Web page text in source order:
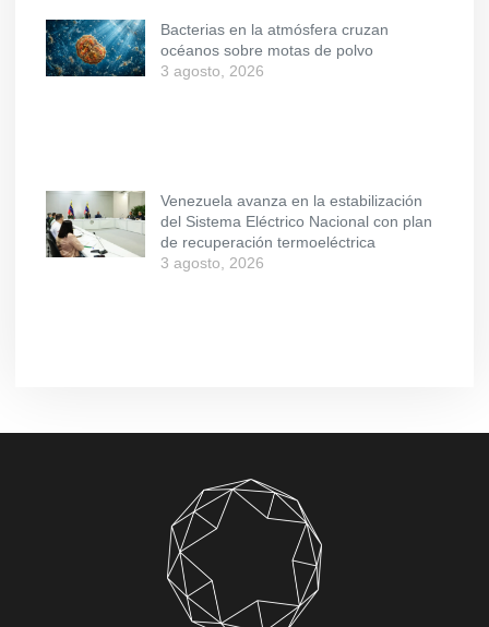
Bacterias en la atmósfera cruzan
océanos sobre motas de polvo
3 agosto, 2026
Venezuela avanza en la estabilización
del Sistema Eléctrico Nacional con plan
de recuperación termoeléctrica
3 agosto, 2026